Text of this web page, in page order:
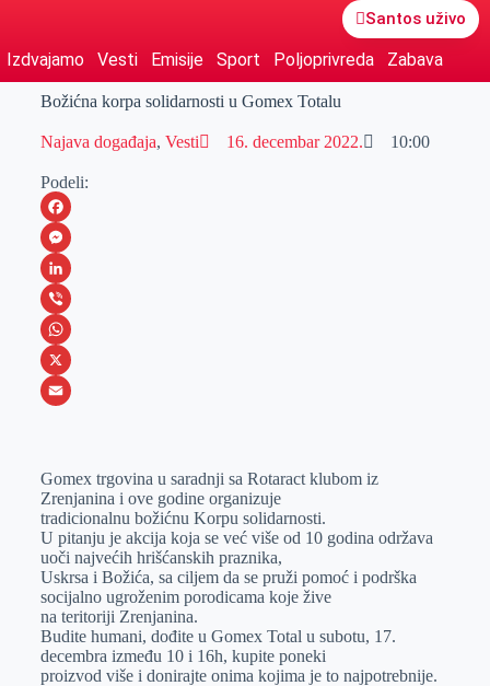
Santos uživo
Izdvajamo Vesti Emisije Sport Poljoprivreda Zabava
Božićna korpa solidarnosti u Gomex Totalu
Najava događaja, Vesti 16. decembar 2022. 10:00
Podeli:
F
a
c
e
b
o
M
e
s
s
e
e
r
L
i
n
k
I
n
V
i
b
W
h
s
A
p
p
X
a
i
l
Gomex trgovina u saradnji sa Rotaract klubom iz
Zrenjanina i ove godine organizuje
tradicionalnu božićnu Korpu solidarnosti.
U pitanju je akcija koja se već više od 10 godina održava
uoči najvećih hrišćanskih praznika,
Uskrsa i Božića, sa ciljem da se pruži pomoć i podrška
socijalno ugroženim porodicama koje žive
na teritoriji Zrenjanina.
Budite humani, dođite u Gomex Total u subotu, 17.
decembra između 10 i 16h, kupite poneki
proizvod više i donirajte onima kojima je to najpotrebnije.